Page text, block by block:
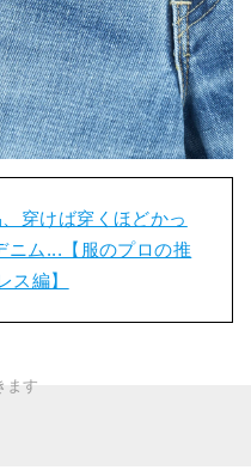
穿けば穿くほどかっ
ニム...【服のプロの推
ス編】